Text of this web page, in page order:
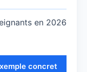
en 2026
concret